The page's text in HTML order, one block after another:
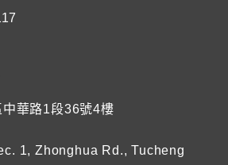
華路1段36號4樓
1, Zhonghua Rd., Tucheng